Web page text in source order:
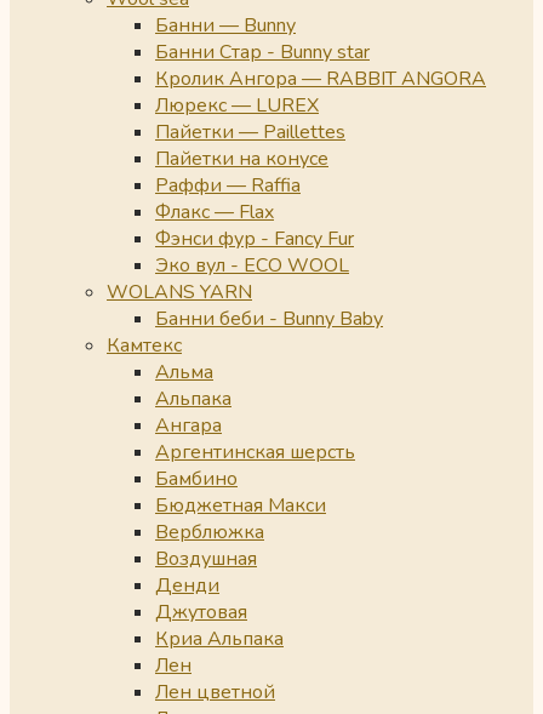
Банни — Bunny
Банни Стар - Bunny star
Кролик Ангора — RABBIT ANGORA
Люрекс — LUREX
Пайетки — Paillettes
Пайетки на конусе
Раффи — Raffia
Флакс — Flax
Фэнси фур - Fancy Fur
Эко вул - ECO WOOL
WOLANS YARN
Банни беби - Bunny Baby
Камтекс
Альма
Альпака
Ангара
Аргентинская шерсть
Бамбино
Бюджетная Макси
Верблюжка
Воздушная
Денди
Джутовая
Криа Альпака
Лен
Лен цветной